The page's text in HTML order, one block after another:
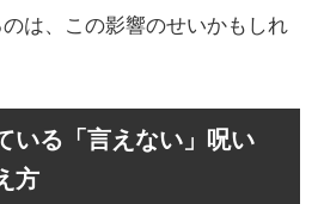
は、この影響のせいかもしれ
いる「言えない」呪い
方